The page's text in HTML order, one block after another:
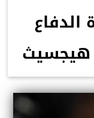
الدفاع
هيجسيث